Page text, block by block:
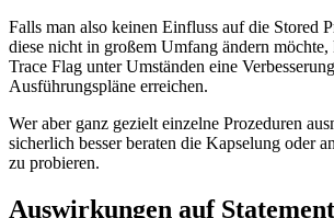
Falls man also keinen Einfluss auf die Stored
diese nicht in großem Umfang ändern möchte,
Trace Flag unter Umständen eine
Ausführungspläne erreichen.
Wer aber ganz gezielt einzelne Prozeduren
sicherlich besser beraten die Kapselung oder
zu probieren.
Auswirkungen auf